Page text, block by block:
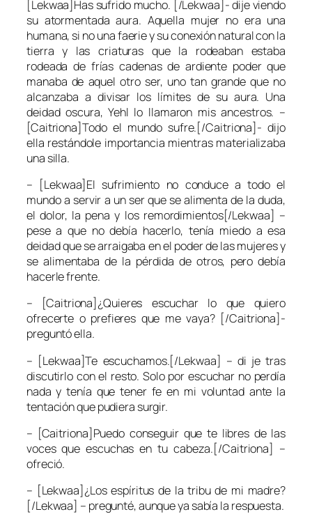
[Lekwaa]Has sufrido mucho. [/Lekwaa]- dije viendo
su atormentada aura. Aquella mujer no era una
humana, si no una faerie y su conexión natural con la
tierra y las criaturas que la rodeaban estaba
rodeada de frías cadenas de ardiente poder que
manaba de aquel otro ser, uno tan grande que no
alcanzaba a divisar los límites de su aura. Una
deidad oscura, Yehl lo llamaron mis ancestros. –
[Caitriona]Todo el mundo sufre.[/Caitriona]- dijo
ella restándole importancia mientras materializaba
una silla.
– [Lekwaa]El sufrimiento no conduce a todo el
mundo a servir a un ser que se alimenta de la duda,
el dolor, la pena y los remordimientos[/Lekwaa] –
pese a que no debía hacerlo, tenía miedo a esa
deidad que se arraigaba en el poder de las mujeres y
se alimentaba de la pérdida de otros, pero debía
hacerle frente.
– [Caitriona]¿Quieres escuchar lo que quiero
ofrecerte o prefieres que me vaya? [/Caitriona]-
preguntó ella.
– [Lekwaa]Te escuchamos.[/Lekwaa] – di je tras
discutirlo con el resto. Solo por escuchar no perdía
nada y tenía que tener fe en mi voluntad ante la
tentación que pudiera surgir.
– [Caitriona]Puedo conseguir que te libres de las
voces que escuchas en tu cabeza.[/Caitriona] –
ofreció.
– [Lekwaa]¿Los espíritus de la tribu de mi madre?
[/Lekwaa] – pregunté, aunque ya sabía la respuesta.